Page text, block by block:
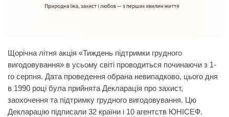
Щорічна літня акція «Тиждень підтримки грудного
вигодовування» в усьому світі проводиться починаючи з 1-
го серпня. Дата проведення обрана невипадково, цього дня
в 1990 році була прийнята Декларація про захист,
заохочення та підтримку грудного вигодовування. Цю
Декларацію підписали 32 країни і 10 агентств ЮНІСЕФ.